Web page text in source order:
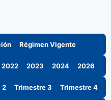
Régimen Vigente
2022 2023 2024 2026
2 Trimestre 3 Trimestre 4